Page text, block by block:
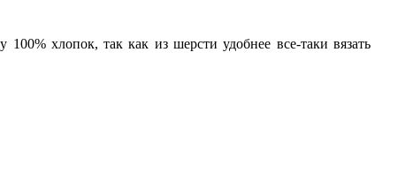
хлопок, так как из шерсти удобнее все-таки вязать